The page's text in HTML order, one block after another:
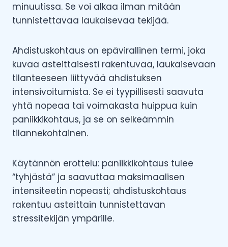
minuutissa. Se voi alkaa ilman mitään
tunnistettavaa laukaisevaa tekijää.
Ahdistuskohtaus on epävirallinen termi, joka
kuvaa asteittaisesti rakentuvaa, laukaisevaan
tilanteeseen liittyvää ahdistuksen
intensivoitumista. Se ei tyypillisesti saavuta
yhtä nopeaa tai voimakasta huippua kuin
paniikkikohtaus, ja se on selkeämmin
tilannekohtainen.
Käytännön erottelu: paniikkikohtaus tulee
“tyhjästä” ja saavuttaa maksimaalisen
intensiteetin nopeasti; ahdistuskohtaus
rakentuu asteittain tunnistettavan
stressitekijän ympärille.